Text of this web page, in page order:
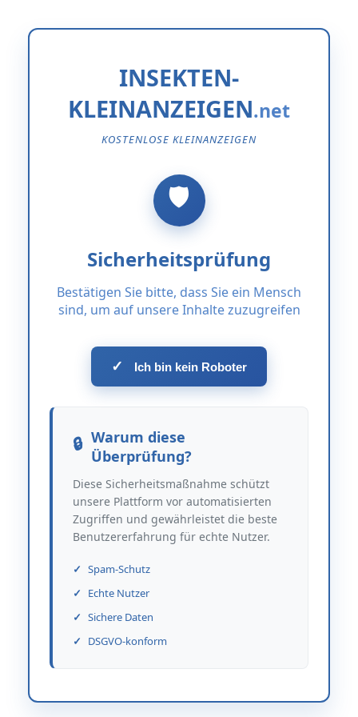
INSEKTEN-
KLEINANZEIGEN
KOSTENLOSE KLEINANZEIGEN
Sicherheitsprüfung
Bestätigen Sie bitte, dass Sie ein Mensch
sind, um auf unsere Inhalte zuzugreifen
✓ Ich bin kein Roboter
Warum diese
Überprüfung?
Diese Sicherheitsmaßnahme schützt
unsere Plattform vor automatisierten
Zugriffen und gewährleistet die beste
Benutzererfahrung für echte Nutzer.
Spam-Schutz
Echte Nutzer
Sichere Daten
DSGVO-konform